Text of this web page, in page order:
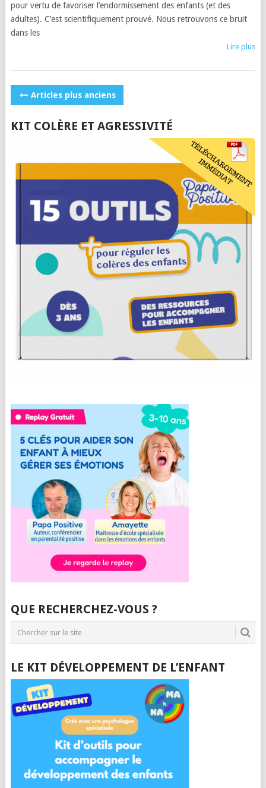
pour vertu de favoriser l’endormissement des enfants (et des
adultes). C’est scientifiquement prouvé. Nous retrouvons ce bruit
dans les
Lire plus
POSTS
Articles plus anciens
KIT COLÈRE ET AGRESSIVITÉ
QUE RECHERCHEZ-VOUS ?
LE KIT DÉVELOPPEMENT DE L’ENFANT